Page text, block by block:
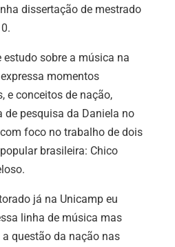
dissertação de mestrado
estudo sobre a música na
momentos
e conceitos de nação,
pesquisa da Daniela no
foco no trabalho de dois
brasileira: Chico
já na Unicamp eu
linha de música mas
questão da nação nas